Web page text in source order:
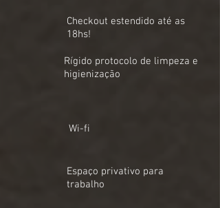
Checkout estendido até as
18hs!
Rígido protocolo de limpeza e
higienização
Wi-fi
Espaço privativo para
trabalho